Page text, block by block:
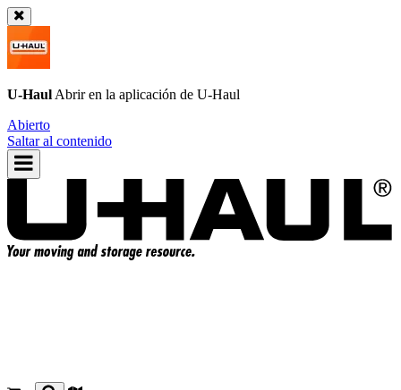
U-Haul Abrir en la aplicación de U-Haul
Abierto
Saltar al contenido